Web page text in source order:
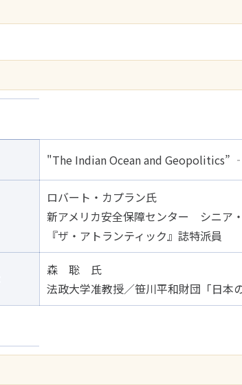
"The Indian Ocean and Geopolitics”
ロバート・カプラン氏
新アメリカ安全保障センター シニア
『ザ・アトランティック』誌特派員
森 聡 氏
法政大学准教授／笹川平和財団「日本